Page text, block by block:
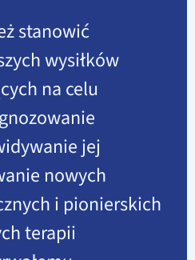
stanowić
wysiłków
na celu
jej
nowych
i pionierskich
terapii